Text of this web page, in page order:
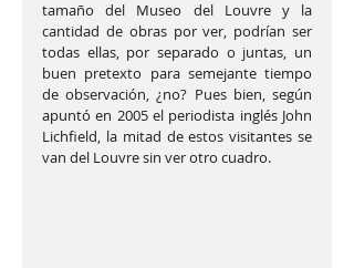
tamaño del Museo del Louvre y la
cantidad de obras por ver, podrían ser
todas ellas, por separado o juntas, un
buen pretexto para semejante tiempo
de observación, ¿no? Pues bien, según
apuntó en 2005 el periodista inglés John
Lichfield, la mitad de estos visitantes se
van del Louvre sin ver otro cuadro.